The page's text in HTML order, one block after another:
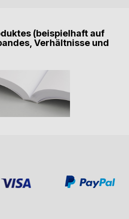
(beispielhaft auf
Verhältnisse und